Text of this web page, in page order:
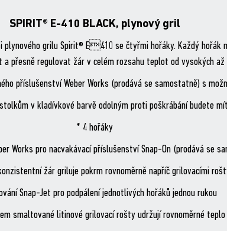
SPIRIT® E-410 BLACK, plynový gril
grilu Spirit® E410 se čtyřmi hořáky. Každý hořák
a přesně regulovat žár v celém rozsahu teplot od vysokých až
příslušenství Weber Works (prodává se samostatně) s
v kladívkové barvě odolným proti poškrábání budete
* 4 hořáky
Works pro nacvakávací příslušenství Snap-On (prodává se
žár griluje pokrm rovnoměrně napříč grilovacími
Snap-Jet pro podpálení jednotlivých hořáků jednou rukou
smaltované litinové grilovací rošty udržují rovnoměrné teplo